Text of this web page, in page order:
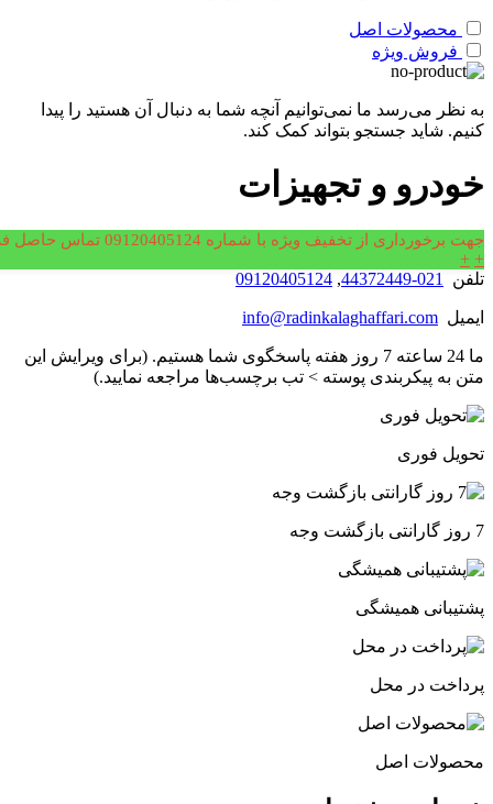
محصولات اصل
فروش ویژه
به نظر می‌رسد ما نمی‌توانیم آنچه شما به دنبال آن هستید را پیدا
کنیم. شاید جستجو بتواند کمک کند.
خودرو و تجهیزات
جهت برخورداری از تخفیف ویژه با شماره 09120405124 تماس حاصل فرمایید.
+
+
رفتن به بالا
تلفن 021-44372449
,
09120405124
ایمیل info@radinkalaghaffari.com
ما 24 ساعته 7 روز هفته پاسخگوی شما هستیم. (برای ویرایش این
متن به پیکربندی پوسته > تب برچسب‌ها مراجعه نمایید.)
تحویل فوری
7 روز گارانتی بازگشت وجه
پشتیبانی همیشگی
پرداخت در محل
محصولات اصل